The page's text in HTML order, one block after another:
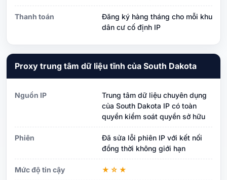
Thanh toán
Đăng ký hàng tháng cho mỗi khu
dân cư cố định IP
Proxy trung tâm dữ liệu tĩnh của South Dakota
Nguồn IP
Trung tâm dữ liệu chuyên dụng
của South Dakota IP có toàn
quyền kiểm soát quyền sở hữu
Phiên
Đã sửa lỗi phiên IP với kết nối
đồng thời không giới hạn
Mức độ tin cậy ★☆★